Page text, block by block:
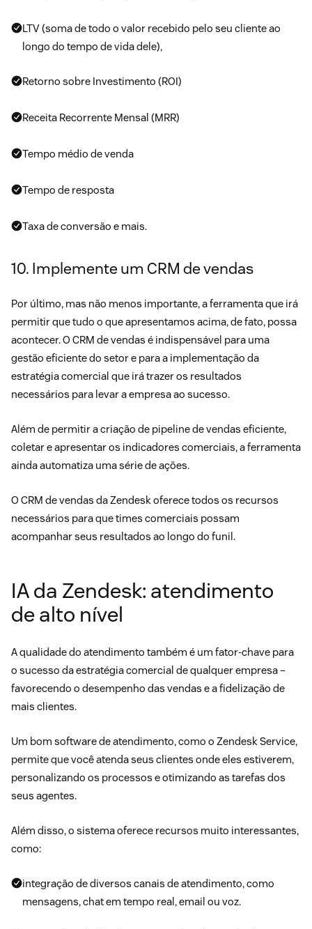
LTV (soma de todo o valor recebido pelo seu cliente ao
longo do tempo de vida dele),
Retorno sobre Investimento (ROI)
Receita Recorrente Mensal (MRR)
Tempo médio de venda
Tempo de resposta
Taxa de conversão e mais.
10. Implemente um CRM de vendas
Por último, mas não menos importante, a ferramenta que irá
permitir que tudo o que apresentamos acima, de fato, possa
acontecer. O CRM de vendas é indispensável para uma
gestão eficiente do setor e para a implementação da
estratégia comercial que irá trazer os resultados
necessários para levar a empresa ao sucesso.
Além de permitir a criação de pipeline de vendas eficiente,
coletar e apresentar os indicadores comerciais, a ferramenta
ainda automatiza uma série de ações.
O CRM de vendas da Zendeskoferece todos os recursos
necessários para que times comerciais possam
acompanhar seus resultados ao longo do funil.
IA da Zendesk: atendimento
de alto nível
A qualidade do atendimento também é um fator-chave para
o sucesso da estratégia comercial de qualquer empresa –
favorecendo o desempenho das vendas e a fidelização de
mais clientes.
Um bom software de atendimento, como o Zendesk Service,
permite que você atenda seus clientes onde eles estiverem,
personalizando os processos e otimizando as tarefas dos
seus agentes.
Além disso, o sistema oferece recursos muito interessantes,
como:
integração de diversos canais de atendimento, como
mensagens, chat em tempo real, email ou voz.